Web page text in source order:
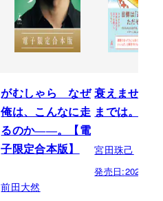
がむしゃら なぜ
俺は、こんなに走
るのか——。【電
子限定合本版】
前田大然
衰えません
までは。
宮田珠己
発売日: